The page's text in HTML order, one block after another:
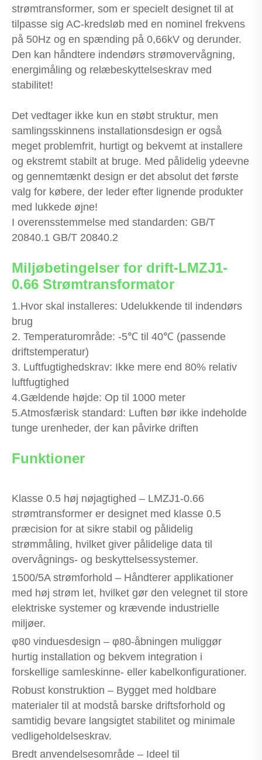
strømtransformer, som er specielt designet til at
tilpasse sig AC-kredsløb med en nominel frekvens
på 50Hz og en spænding på 0,66kV og derunder.
Den kan håndtere indendørs strømovervågning,
energimåling og relæbeskyttelseskrav med
stabilitet!
Det vedtager ikke kun en støbt struktur, men
samlingsskinnens installationsdesign er også
meget problemfrit, hurtigt og bekvemt at installere
og ekstremt stabilt at bruge. Med pålidelig ydeevne
og gennemtænkt design er det absolut det første
valg for købere, der leder efter lignende produkter
med lukkede øjne!
I overensstemmelse med standarden: GB/T
20840.1 GB/T 20840.2
Miljøbetingelser for drift-LMZJ1-
0.66 Strømtransformator
1.Hvor skal installeres: Udelukkende til indendørs
brug
2. Temperaturområde: -5℃ til 40℃ (passende
driftstemperatur)
3. Luftfugtighedskrav: Ikke mere end 80% relativ
luftfugtighed
4.Gældende højde: Op til 1000 meter
5.Atmosfærisk standard: Luften bør ikke indeholde
tunge urenheder, der kan påvirke driften
Funktioner
Klasse 0.5 høj nøjagtighed – LMZJ1-0.66
strømtransformer er designet med klasse 0.5
præcision for at sikre stabil og pålidelig
strømmåling, hvilket giver pålidelige data til
overvågnings- og beskyttelsessystemer.
1500/5A strømforhold – Håndterer applikationer
med høj strøm let, hvilket gør den velegnet til store
elektriske systemer og krævende industrielle
miljøer.
φ80 vinduesdesign – φ80-åbningen muliggør
hurtig installation og bekvem integration i
forskellige samleskinne- eller kabelkonfigurationer.
Robust konstruktion – Bygget med holdbare
materialer til at modstå barske driftsforhold og
samtidig bevare langsigtet stabilitet og minimale
vedligeholdelseskrav.
Bredt anvendelsesområde – Ideel til